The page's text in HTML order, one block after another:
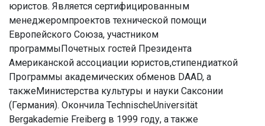
юристов. Является сертифицированным
менеджеромпроектов технической помощи
Европейского Союза, участником
программыПочетных гостей Президента
Американской ассоциации юристов,стипендиаткой
Программы академических обменов DAAD, а
такжеМинистерства культуры и науки Саксонии
(Германия). Окончила TechnischeUniversität
Bergakademie Freiberg в 1999 году, а также